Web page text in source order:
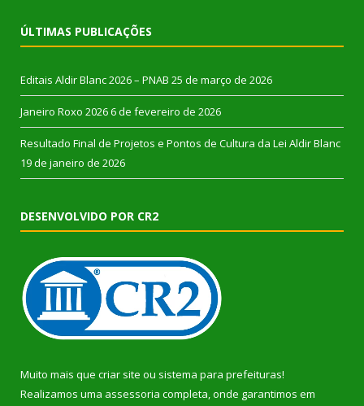
ÚLTIMAS PUBLICAÇÕES
Editais Aldir Blanc 2026 – PNAB 25 de março de 2026
Janeiro Roxo 2026 6 de fevereiro de 2026
Resultado Final de Projetos e Pontos de Cultura da Lei Aldir Blanc
19 de janeiro de 2026
DESENVOLVIDO POR CR2
Muito mais que criar site ou sistema para prefeituras!
Realizamos uma assessoria completa, onde garantimos em